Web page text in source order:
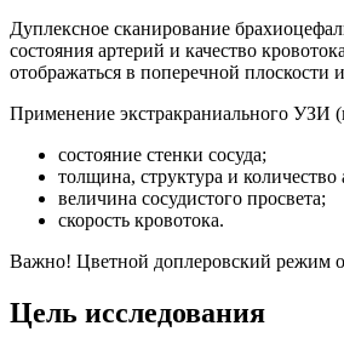
Дуплексное сканирование
состояния артерий и качество
отображаться в поперечной плоскости
Применение экстракраниального УЗИ
состояние стенки сосуда;
толщина, структура и
величина сосудистого просвета;
скорость кровотока.
Важно! Цветной доплеровский режим
Цель исследования